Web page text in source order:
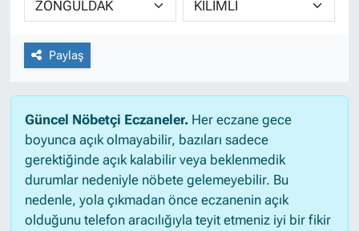
Paylaş
Güncel Nöbetçi Eczaneler.Her eczane gece
boyunca açık olmayabilir, bazıları sadece
gerektiğinde açık kalabilir veya beklenmedik
durumlar nedeniyle nöbete gelemeyebilir. Bu
nedenle, yola çıkmadan önce eczanenin açık
olduğunu telefon aracılığıyla teyit etmeniz iyi bir fikir